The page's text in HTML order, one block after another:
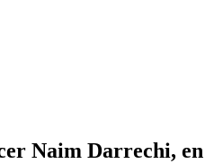
Naim Darrechi, en